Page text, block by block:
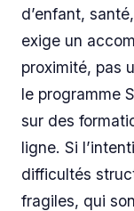
d’enfant,
exige un
proximité, pas
le programme
sur des
ligne. Si
difficultés
fragiles, qui